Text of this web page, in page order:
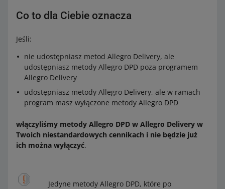
Co to dla Ciebie oznacza
Jeśli:
nie udostępniasz metod Allegro Delivery, ale
udostępniasz metody Allegro DPD poza programem
Allegro Delivery
udostępniasz metody Allegro Delivery, ale w ramach
program masz wyłączone metody Allegro DPD
włączyliśmy metody Allegro DPD w Allegro Delivery w
Twoich niestandardowych cennikach i nie będzie już
ich można wyłączyć.
Jedyne metody Allegro DPD, które po